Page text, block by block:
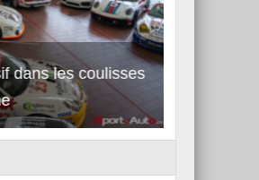
dans les coulisses